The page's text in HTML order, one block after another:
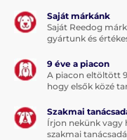
Saját márkánk
Saját Reedog
gyártunk és
9 éve a piacon
A piacon eltöltött
hogy elsők közé
Szakmai
Írjon nekünk vagy
szakmai